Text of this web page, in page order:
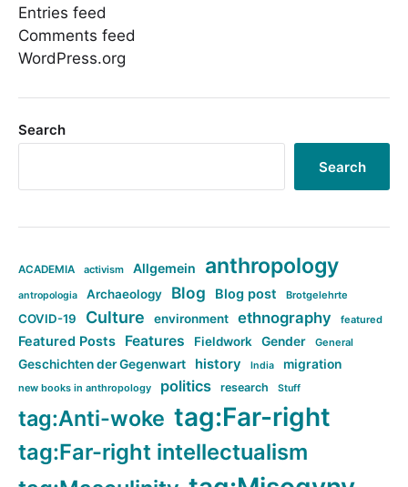
Entries feed
Comments feed
WordPress.org
Search
Search
ACADEMIA activism Allgemein anthropology
antropologia Archaeology Blog Blog post Brotgelehrte
COVID-19 Culture environment ethnography featured
Featured Posts Features Fieldwork Gender General
Geschichten der Gegenwart history India migration
new books in anthropology politics research Stuff
tag:Anti-woke tag:Far-right
tag:Far-right intellectualism